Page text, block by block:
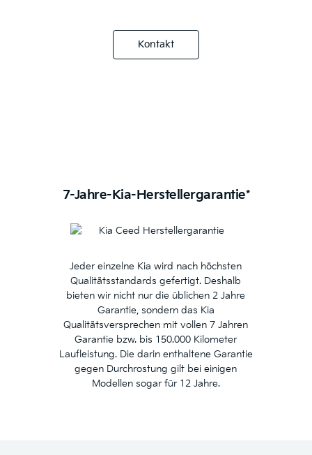
Kontakt
7-Jahre-Kia-Herstellergarantie*
Jeder einzelne Kia wird nach höchsten
Qualitätsstandards gefertigt. Deshalb
bieten wir nicht nur die üblichen 2 Jahre
Garantie, sondern das Kia
Qualitätsversprechen mit vollen 7 Jahren
Garantie bzw. bis 150.000 Kilometer
Laufleistung. Die darin enthaltene Garantie
gegen Durchrostung gilt bei einigen
Modellen sogar für 12 Jahre.